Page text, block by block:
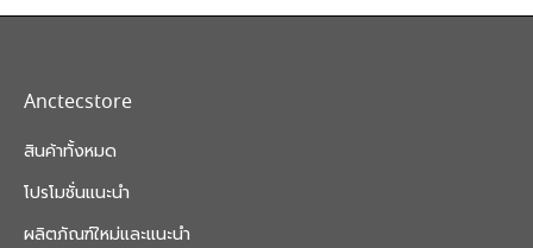
Anctecstore
สินค้าทั้งหมด
โปรโมชั่นแนะนำ
ผลิตภัณฑ์ใหม่และแนะนำ